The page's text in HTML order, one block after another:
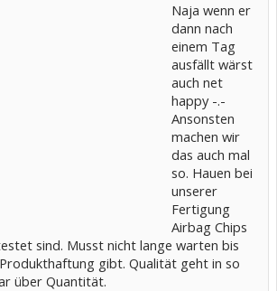
Naja wenn er
dann nach
einem Tag
ausfällt wärst
auch net
happy -.-
Ansonsten
machen wir
das auch mal
so. Hauen bei
unserer
Fertigung
Airbag Chips
sind. Musst nicht lange warten bis
gibt. Qualität geht in so
über Quantität.